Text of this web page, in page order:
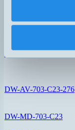
DW-AV-703-C23-276
DW-MD-703-C23